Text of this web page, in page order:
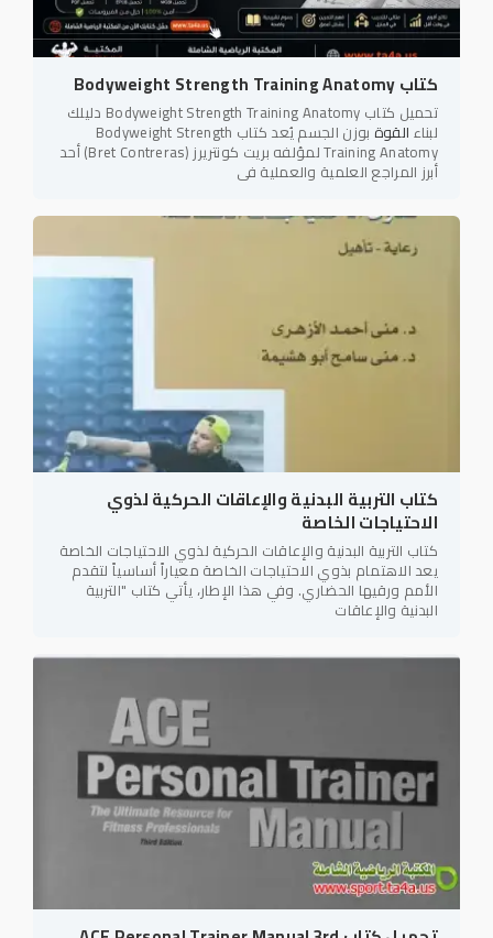
كتاب Bodyweight Strength Training Anatomy
تحميل كتاب Bodyweight Strength Training Anatomy دليلك
لبناء القوة بوزن الجسم يُعد كتاب Bodyweight Strength
Training Anatomy لمؤلفه بريت كونتريرز (Bret Contreras) أحد
أبرز المراجع العلمية والعملية في
كتاب التربية البدنية والإعاقات الحركية لذوي
الاحتياجات الخاصة
كتاب التربية البدنية والإعاقات الحركية لذوي الاحتياجات الخاصة
يعد الاهتمام بذوي الاحتياجات الخاصة معياراً أساسياً لتقدم
الأمم ورقيها الحضاري. وفي هذا الإطار، يأتي كتاب "التربية
البدنية والإعاقات